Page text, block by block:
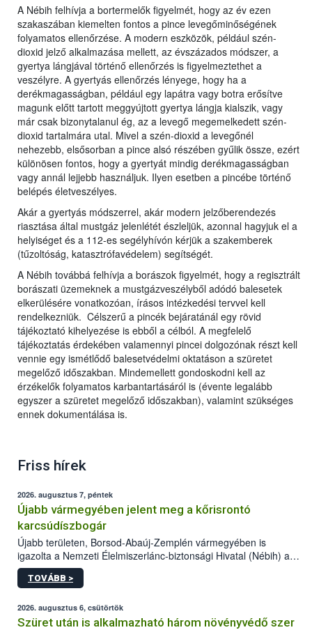
A Nébih felhívja a bortermelők figyelmét, hogy az év ezen
szakaszában kiemelten fontos a pince levegőminőségének
folyamatos ellenőrzése. A modern eszközök, például szén-
dioxid jelző alkalmazása mellett, az évszázados módszer, a
gyertya lángjával történő ellenőrzés is figyelmeztethet a
veszélyre. A gyertyás ellenőrzés lényege, hogy ha a
derékmagasságban, például egy lapátra vagy botra erősítve
magunk előtt tartott meggyújtott gyertya lángja kialszik, vagy
már csak bizonytalanul ég, az a levegő megemelkedett szén-
dioxid tartalmára utal. Mivel a szén-dioxid a levegőnél
nehezebb, elsősorban a pince alsó részében gyűlik össze, ezért
különösen fontos, hogy a gyertyát mindig derékmagasságban
vagy annál lejjebb használjuk. Ilyen esetben a pincébe történő
belépés életveszélyes.
Akár a gyertyás módszerrel, akár modern jelzőberendezés
riasztása által mustgáz jelenlétét észleljük, azonnal hagyjuk el a
helyiséget és a 112-es segélyhívón kérjük a szakemberek
(tűzoltóság, katasztrófavédelem) segítségét.
A Nébih továbbá felhívja a borászok figyelmét, hogy a regisztrált
borászati üzemeknek a mustgázveszélyből adódó balesetek
elkerülésére vonatkozóan, írásos intézkedési tervvel kell
rendelkezniük. Célszerű a pincék bejáratánál egy rövid
tájékoztató kihelyezése is ebből a célból. A megfelelő
tájékoztatás érdekében valamennyi pincei dolgozónak részt kell
vennie egy ismétlődő balesetvédelmi oktatáson a szüretet
megelőző időszakban. Mindemellett gondoskodni kell az
érzékelők folyamatos karbantartásáról is (évente legalább
egyszer a szüretet megelőző időszakban), valamint szükséges
ennek dokumentálása is.
Friss hírek
2026. augusztus 7, péntek
Újabb vármegyében jelent meg a kőrisrontó
karcsúdíszbogár
Újabb területen, Borsod-Abaúj-Zemplén vármegyében is
igazolta a Nemzeti Élelmiszerlánc-biztonsági Hivatal (Nébih) a
kőrisrontó karcsúdíszbogár (Agrilus planipennis) jelenlétét. A
kártevőt nem csak színcsapdában találták meg, de már fertőzött
az intenzív felderítést, emellett az intézkedéseket a szlovák
hatósággal is összehangolják a terjedés megállítása érdekében.
TOVÁBB >
2026. augusztus 6, csütörtök
Szüret után is alkalmazható három növényvédő szer